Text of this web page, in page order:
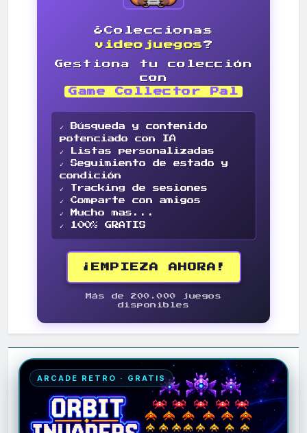
¿Coleccionas
videojuegos?
Gestiona tu colección
con
Game Collector Pal
✓ Búsqueda y contenido
potenciado con IA
✓ Listas personalizadas
✓ Seguimiento de estado y
condición
✓ Tracking de sesiones
✓ Comparte con amigos
✓ Mucho mas...
✓ 100% GRATIS
¡EMPIEZA AHORA!
Más de 200.000 juegos
disponibles
ARCADE RETRO · GRATIS